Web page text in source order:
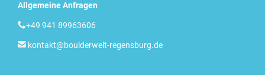
Allgemeine Anfragen
+49 941 89963606
 kontakt@boulderwelt-regensburg.de